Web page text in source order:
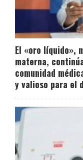
El «oro líquido»,
materna,
comunidad
y valioso para el